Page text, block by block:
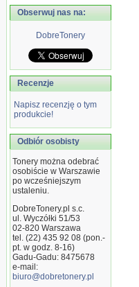
Obserwuj nas na:
DobreTonery
Recenzje
Napisz recenzję o tym
produkcie!
Odbiór osobisty
Tonery można odebrać
osobiście w Warszawie
po wcześniejszym
ustaleniu.
DobreTonery.pl s.c.
ul. Wyczółki 51/53
02-820 Warszawa
tel. (22) 435 92 08 (pon.-
pt. w godz. 8-16)
Gadu-Gadu: 8475678
e-mail:
biuro@dobretonery.pl